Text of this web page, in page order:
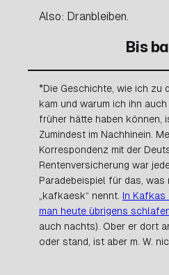
Also: Dranbleiben.
Bis
*Die Geschichte, wie ich zu
kam und warum ich ihn
früher hätte haben können,
Zumindest im Nachhinein.
Korrespondenz mit der
Rentenversicherung war
Paradebeispiel für das, was
„kafkaesk“ nennt. In Kafkas
man heute übrigens
auch nachts). Ober er dort
oder stand, ist aber m. W.